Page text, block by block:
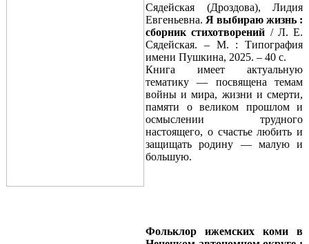
Сядейская (Дроздова), Лидия
Евгеньевна. Я выбираю жизнь :
сборник стихотворений / Л. Е.
Сядейская. – М. : Типография
имени Пушкина, 2025. – 40 с.
Книга имеет актуальную
тематику — посвящена темам
войны и мира, жизни и смерти,
памяти о великом прошлом и
осмыслении трудного
настоящего, о счастье любить и
защищать родину — малую и
большую.
Фольклор ижемских коми в